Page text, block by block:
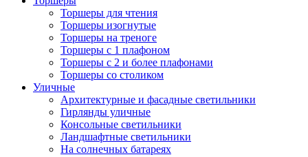
Торшеры для чтения
Торшеры изогнутые
Торшеры на треноге
Торшеры с 1 плафоном
Торшеры с 2 и более плафонами
Торшеры со столиком
Уличные
Архитектурные и фасадные светильники
Гирлянды уличные
Консольные светильники
Ландшафтные светильники
На солнечных батареях